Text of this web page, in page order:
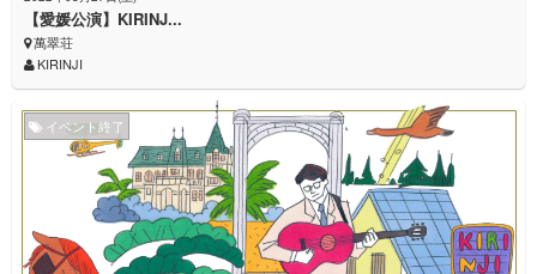
【愛媛公演】KIRINJ...
萬翠荘
KIRINJI
イベント終了